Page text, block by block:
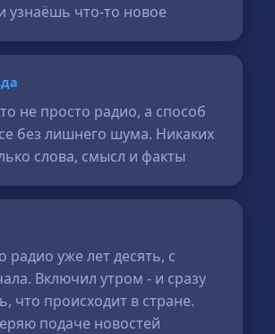
узнаёшь что-то новое
не просто радио, а способ
без лишнего шума. Никаких
слова, смысл и факты
радио уже лет десять, с
Включил утром - и сразу
что происходит в стране.
подаче новостей